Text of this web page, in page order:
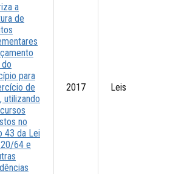
a
de
para
de
utilizando
no
43 da Lei
64 e
2017 Leis